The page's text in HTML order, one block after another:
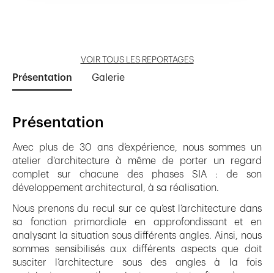
VOIR TOUS LES REPORTAGES
Présentation Galerie
Présentation
Avec plus de 30 ans d’expérience, nous sommes un
atelier d'architecture à même de porter un regard
complet sur chacune des phases SIA : de son
développement architectural, à sa réalisation.
Nous prenons du recul sur ce qu’est l’architecture dans
sa fonction primordiale en approfondissant et en
analysant la situation sous différents angles. Ainsi, nous
sommes sensibilisés aux différents aspects que doit
susciter l’architecture sous des angles à la fois